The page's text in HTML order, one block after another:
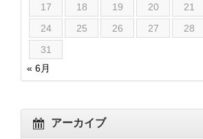
17
18 19 20 21
24
25 26 27 28
31
« 6月
アーカイブ